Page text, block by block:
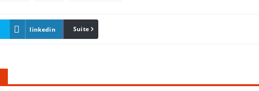
linkedin Pinterest
Suite